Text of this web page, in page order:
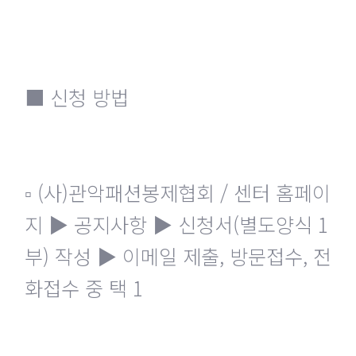
■ 신청 방법
▫ (사)관악패션봉제협회 / 센터 홈페이
지 ▶ 공지사항 ▶ 신청서(별도양식 1
부) 작성 ▶ 이메일 제출, 방문접수, 전
화접수 중 택 1